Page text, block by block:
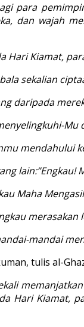
para
dan wajah
Hari Kiamat,
sekalian
daripada
Mu
mendahului
Maha
mandai
tulis al-
Hari